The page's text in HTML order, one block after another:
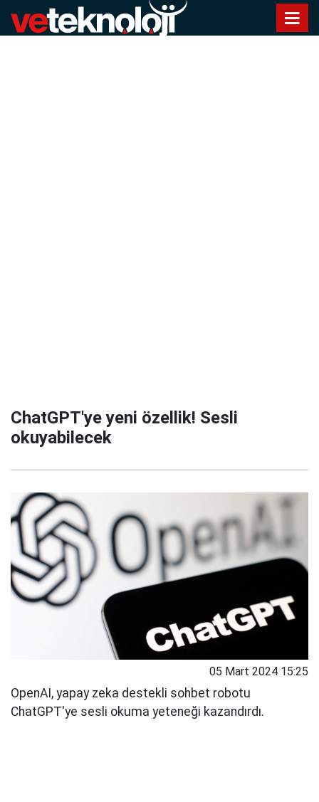
ChatGPT'ye yeni özellik! Sesli
okuyabilecek
05 Mart 2024 15:25
OpenAI, yapay zeka destekli sohbet robotu
ChatGPT'ye sesli okuma yeteneği kazandırdı.